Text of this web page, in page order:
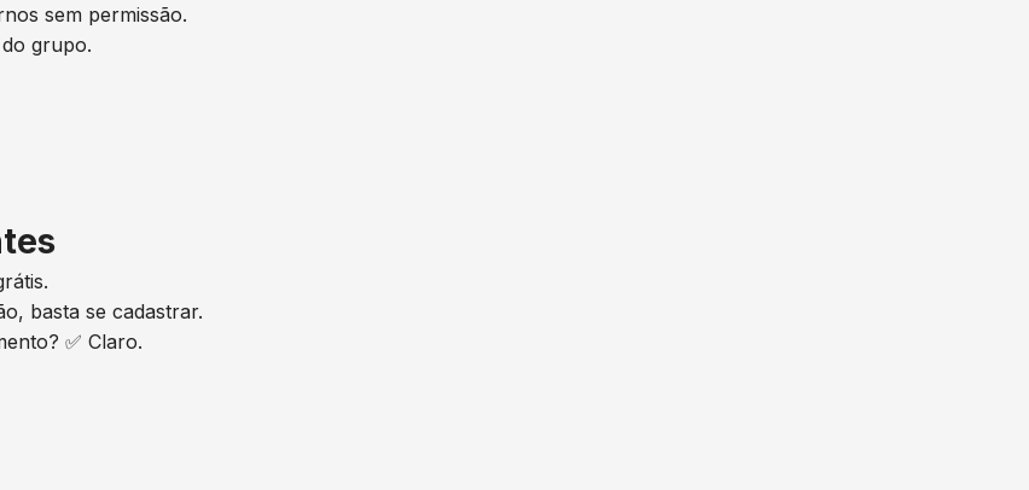
sem permissão.
grupo.
basta se cadastrar.
✅ Claro.